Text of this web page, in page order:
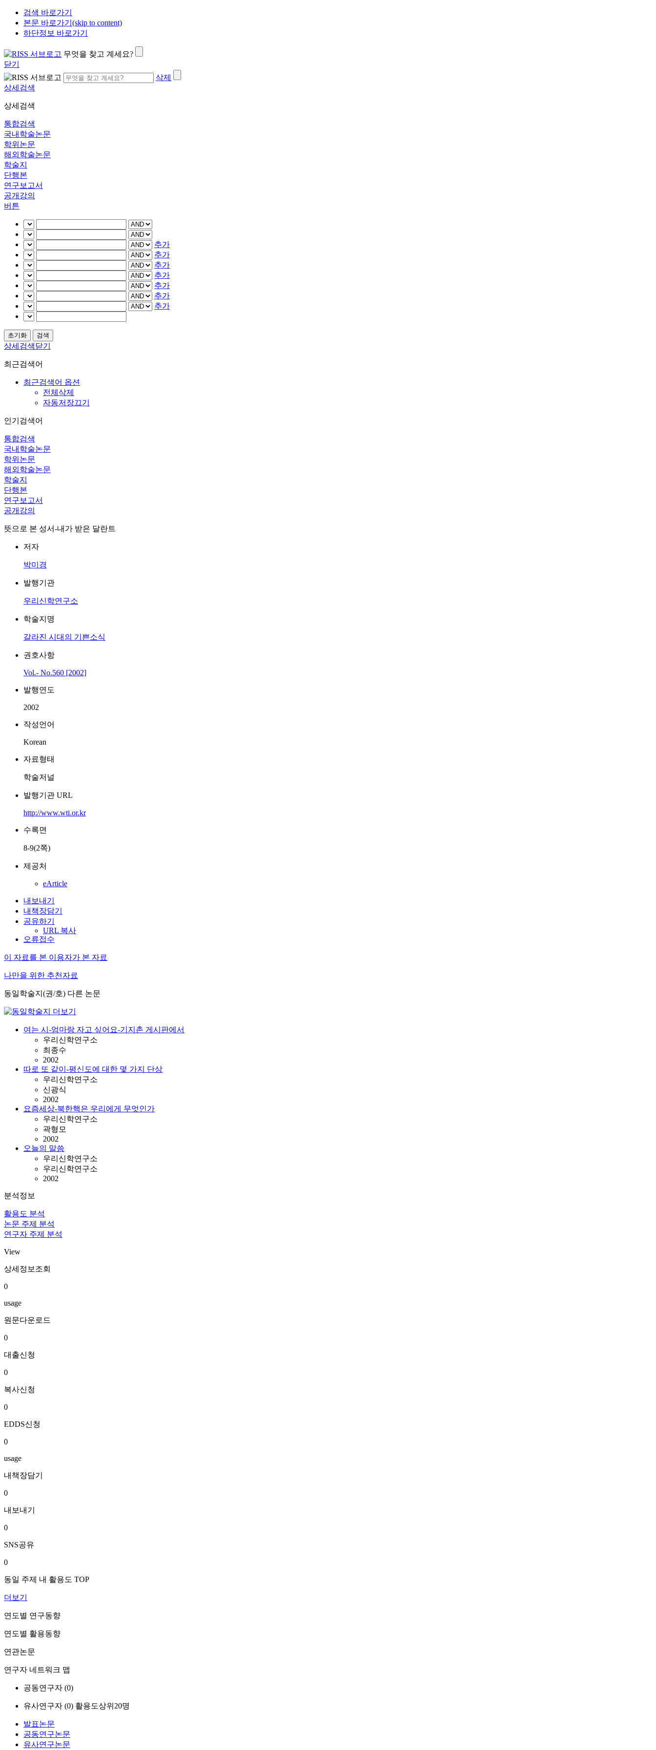
검색 바로가기
본문 바로가기(skip to content)
하단정보 바로가기
무엇을 찾고 계세요?
닫기
삭제
상세검색
상세검색
통합검색
국내학술논문
학위논문
해외학술논문
학술지
단행본
연구보고서
공개강의
버튼
추가
추가
추가
추가
추가
추가
추가
상세검색닫기
최근검색어
최근검색어 옵션
전체삭제
자동저장끄기
인기검색어
통합검색
국내학술논문
학위논문
해외학술논문
학술지
단행본
연구보고서
공개강의
뜻으로 본 성서-내가 받은 달란트
저자
박미경
발행기관
우리신학연구소
학술지명
갈라진 시대의 기쁜소식
권호사항
Vol.- No.560 [2002]
발행연도
2002
작성언어
Korean
자료형태
학술저널
발행기관 URL
http://www.wti.or.kr
수록면
8-9(2쪽)
제공처
eArticle
내보내기
내책장담기
공유하기
URL 복사
오류접수
이 자료를 본 이용자가 본 자료
나만을 위한 추천자료
동일학술지(권/호) 다른 논문
여는 시-엄마랑 자고 싶어요-기지촌 게시판에서
우리신학연구소
최종수
2002
따로 또 같이-평신도에 대한 몇 가지 단상
우리신학연구소
신광식
2002
요즘세상-북한핵은 우리에게 무엇인가
우리신학연구소
곽형모
2002
오늘의 말씀
우리신학연구소
우리신학연구소
2002
분석정보
활용도 분석
논문 주제 분석
연구자 주제 분석
View
상세정보조회
0
usage
원문다운로드
0
대출신청
0
복사신청
0
EDDS신청
0
usage
내책장담기
0
내보내기
0
SNS공유
0
동일 주제 내 활용도 TOP
더보기
연도별 연구동향
연도별 활용동향
연관논문
연구자 네트워크 맵
공동연구자 (0)
유사연구자 (0) 활용도상위20명
발표논문
공동연구논문
유사연구논문